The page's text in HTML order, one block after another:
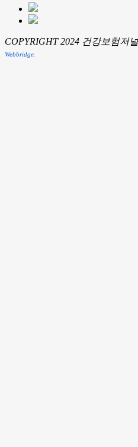
COPYRIGHT 2024 건강보험저
Webbridge.